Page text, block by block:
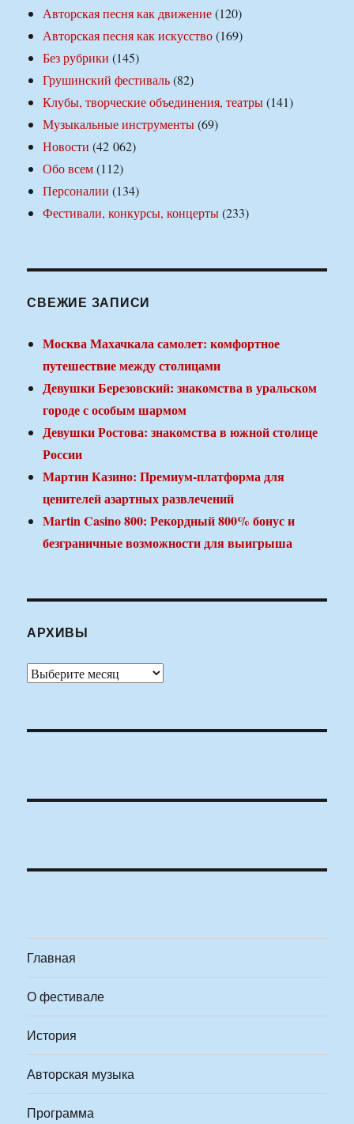
Авторская песня как движение(120)
Авторская песня как искусство(169)
Без рубрики (145)
Грушинский фестиваль(82)
Клубы, творческие объединения, театры(141)
Музыкальные инструменты(69)
Новости (42 062)
Обо всем(112)
Персоналии (134)
Фестивали, конкурсы, концерты(233)
СВЕЖИЕ ЗАПИСИ
Москва Махачкала самолет: комфортное
путешествие между столицами
Девушки Березовский: знакомства в уральском
городе с особым шармом
Девушки Ростова: знакомства в южной столице
России
Мартин Казино: Премиум-платформа для
ценителей азартных развлечений
Martin Casino 800: Рекордный 800% бонус и
безграничные возможности для выигрыша
АРХИВЫ
Архивы
Главная
О фестивале
История
Авторская музыка
Программа